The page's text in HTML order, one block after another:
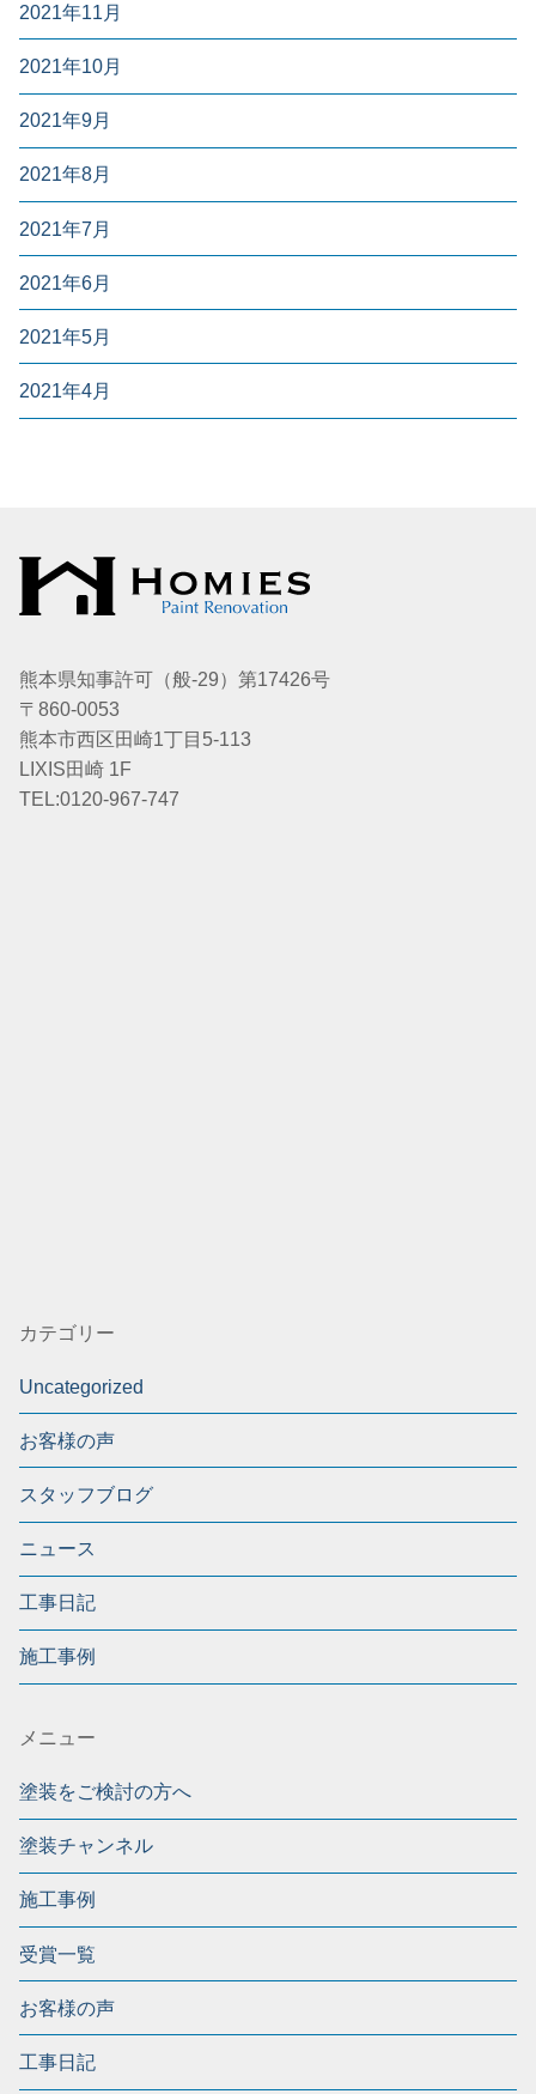
2021年11月
2021年10月
2021年9月
2021年8月
2021年7月
2021年6月
2021年5月
2021年4月
熊本県知事許可（般-29）第17426号
〒860-0053
熊本市西区田崎1丁目5-113
LIXIS田崎 1F
TEL:0120-967-747
カテゴリー
Uncategorized
お客様の声
スタッフブログ
ニュース
工事日記
施工事例
メニュー
塗装をご検討の方へ
塗装チャンネル
施工事例
受賞一覧
お客様の声
工事日記